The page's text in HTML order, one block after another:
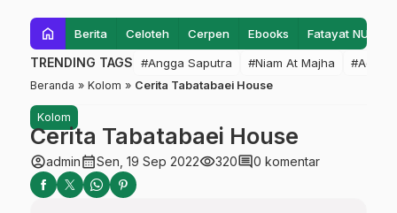
home Berita Celoteh Cerpen Ebooks Fatayat NU
TRENDING TAGS #Angga Saputra #Niam At Majha #Admin
Beranda » Kolom » Cerita Tabatabaei House
Kolom
Cerita Tabatabaei House
account_circleadmincalendar_monthSen, 19 Sep 2022visibility320comment0 komentar